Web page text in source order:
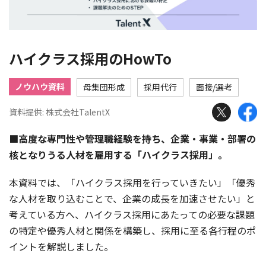
ハイクラス採用のHowTo
ノウハウ資料 母集団形成 採用代行 面接/選考
資料提供: 株式会社TalentX
■高度な専門性や管理職経験を持ち、企業・事業・部署の
核となりうる人材を雇用する「ハイクラス採用」。
本資料では、「ハイクラス採用を行っていきたい」「優秀
な人材を取り込むことで、企業の成長を加速させたい」と
考えている方へ、ハイクラス採用にあたっての必要な課題
の特定や優秀人材と関係を構築し、採用に至る各行程のポ
イントを解説しました。